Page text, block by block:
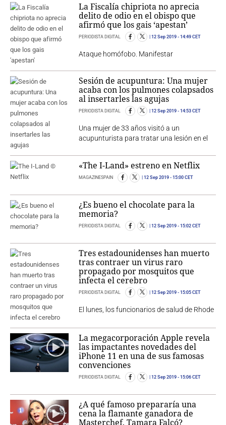
La Fiscalía chipriota no aprecia
delito de odio en el obispo que
afirmó que los gais ‘apestan’
PERIODISTA DIGITAL 12 Sep 2019 - 14:49 CET
Ataque homófobo. Manifestar
Sesión de acupuntura: Una mujer
acaba con los pulmones colapsados ​
al insertarles las agujas
PERIODISTA DIGITAL 12 Sep 2019 - 14:53 CET
Una mujer de 33 años visitó a un
acupunturista para tratar una lesión en el
«The I-Land» estreno en Netflix
MAGAZINESPAIN 12 Sep 2019 - 15:00 CET
¿Es bueno el chocolate para la
memoria?
PERIODISTA DIGITAL 12 Sep 2019 - 15:02 CET
Tres estadounidenses han muerto
tras contraer un virus raro
propagado por mosquitos que
infecta el cerebro
PERIODISTA DIGITAL 12 Sep 2019 - 15:05 CET
El lunes, los funcionarios de salud de Rhode
La megacorporación Apple revela
las impactantes novedades del
iPhone 11 en una de sus famosas
convenciones
PERIODISTA DIGITAL 12 Sep 2019 - 15:06 CET
¿A qué famoso prepararía una
cena la flamante ganadora de
Masterchef, Tamara Falcó?